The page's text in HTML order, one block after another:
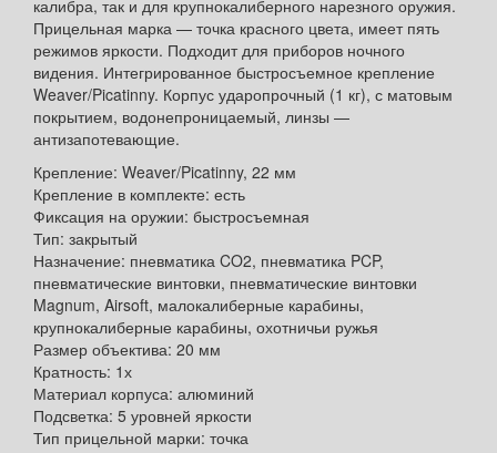
калибра, так и для крупнокалиберного нарезного оружия.
Прицельная марка — точка красного цвета, имеет пять
режимов яркости. Подходит для приборов ночного
видения. Интегрированное быстросъемное крепление
Weaver/Picatinny. Корпус ударопрочный (1 кг), с матовым
покрытием, водонепроницаемый, линзы —
антизапотевающие.
Крепление: Weaver/Picatinny, 22 мм
Крепление в комплекте: есть
Фиксация на оружии: быстросъемная
Тип: закрытый
Назначение: пневматика CO2, пневматика PCP,
пневматические винтовки, пневматические винтовки
Magnum, Airsoft, малокалиберные карабины,
крупнокалиберные карабины, охотничьи ружья
Размер объектива: 20 мм
Кратность: 1х
Материал корпуса: алюминий
Подсветка: 5 уровней яркости
Тип прицельной марки: точка